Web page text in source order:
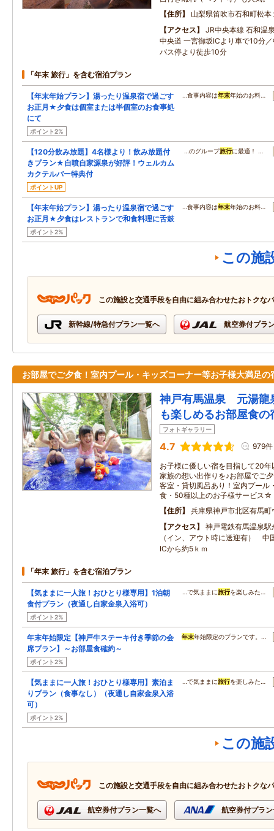
住所
山梨県笛吹市石和町松本
アクセス
JR中央本線 石和温
中央道 一宮御坂ICより車で10分
バス停より徒歩10分
「年末 旅行」を含む宿泊プラン
【年末年始プラン】湯ったり温泉宿で過ごす
お正月★夕食は個室または半個室のお食事処
にて
ポイント2%
…食事内容は年末年始のお料…
【120分飲み放題】4名様より！飲み放題付
きプラン★自噴自家源泉が好評！ウェルカム
カクテルバー特典付
ポイントUP
…のグループ旅行に最適！ …
【年末年始プラン】湯ったり温泉宿で過ごす
お正月★夕食はレストランで和食料理に舌鼓
ポイント2%
…食事内容は年末年始のお料…
この施
この施設と交通手段を自由に組み合わせたおトクな
新幹線/特急付プラン一覧へ 航空券付プラ
お部屋でご夕食！室内プール・キッズコーナー等お子様大満足の
神戸有馬温泉 元湯
も楽しめるお部屋食の
フォトギャラリー
4.7 979件
お子様に優しい宿を目指して20
家族の想い出作りを♪お部屋でご
客室・貸切風呂あり！室内プール
食・50種以上のお子様サービス☆
住所
兵庫県神戸市北区有馬
アクセス
神戸電鉄有馬温泉
（イン、アウト時に送迎有） 中
ICから約5ｋｍ
「年末 旅行」を含む宿泊プラン
【気ままに一人旅！おひとり様専用】1泊朝
食付プラン（夜通し自家金泉入浴可）
ポイント2%
…で気ままに旅行を楽しみた…
年末年始限定【神戸牛ステーキ付き季節の会
席プラン】～お部屋食確約～
ポイント2%
年末年始限定のプランです。…
【気ままに一人旅！おひとり様専用】素泊ま
りプラン（食事なし）（夜通し自家金泉入浴
可）
ポイント2%
…で気ままに旅行を楽しみた…
この施
この施設と交通手段を自由に組み合わせたおトクな
航空券付プラン一覧へ 航空券付プラ